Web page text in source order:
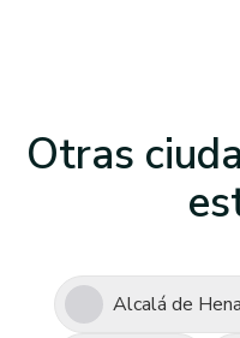
Otras
Alcalá de